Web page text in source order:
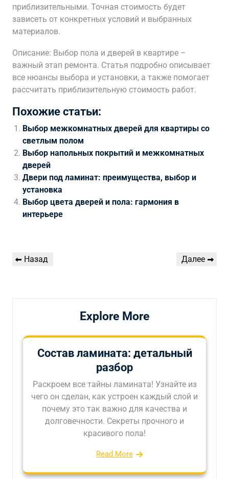
приблизительными. Точная стоимость будет
зависеть от конкретных условий и выбранных
материалов.
Описание: Выбор пола и дверей в квартире –
важный этап ремонта. Статья подробно описывает
все нюансы выбора и установки, а также помогает
рассчитать приблизительную стоимость работ.
Похожие статьи:
Выбор межкомнатных дверей для квартиры со
светлым полом
Выбор напольных покрытий и межкомнатных
дверей
Двери под ламинат: преимущества, выбор и
установка
Выбор цвета дверей и пола: гармония в
интерьере
Навигация
Предыдущая
Назад
Следующая
Далее
Explore More
Состав ламината: детальный
разбор
Раскроем все тайны ламината! Узнайте из
чего он сделан, как устроен каждый слой и
почему это так важно для качества и
долговечности. Секреты прочного и
красивого пола!
Read More